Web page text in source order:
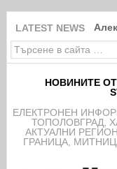
LATEST NEWS
НОВИНИТЕ
EЛЕКТРОНЕН
ТОПОЛОВГРАД,
АКТУАЛНИ
ГРАНИЦА,